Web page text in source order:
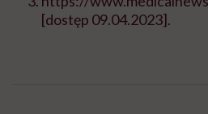
[dostęp 09.04.2023].